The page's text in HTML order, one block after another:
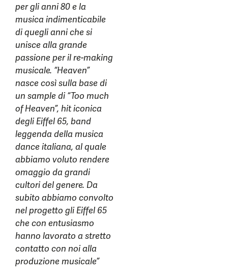
per gli anni 80 e la
musica indimenticabile
di quegli anni che si
unisce alla grande
passione per il re-making
musicale. “Heaven”
nasce così sulla base di
un sample di “Too much
of Heaven”, hit iconica
degli Eiffel 65, band
leggenda della musica
dance italiana, al quale
abbiamo voluto rendere
omaggio da grandi
cultori del genere. Da
subito abbiamo convolto
nel progetto gli Eiffel 65
che con entusiasmo
hanno lavorato a stretto
contatto con noi alla
produzione musicale”